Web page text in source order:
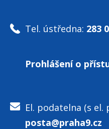
Tel. ústředna: 283
Prohlášení o
El. podatelna (s el.
posta@praha9.cz